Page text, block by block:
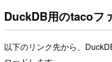
DuckDB用のtacoフ
以下のリンク先から、